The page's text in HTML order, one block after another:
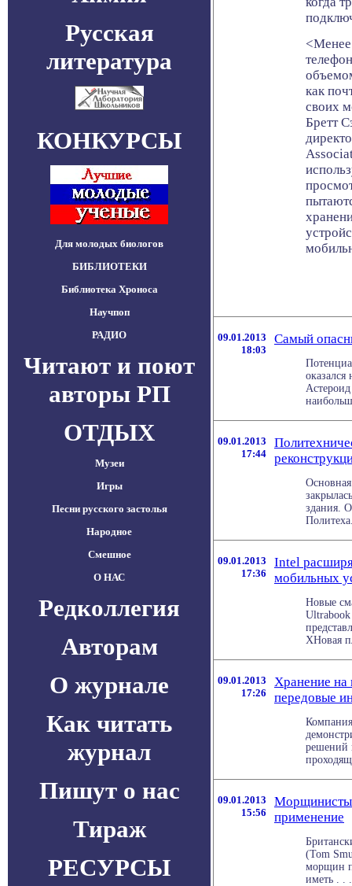
Русская
литература
КОНКУРСЫ
Для молодых биологов
БИБЛИОТЕКИ
Библиотека Хроноса
Научпоп
РАДИО
Читают и поют
авторы РП
ОТДЫХ
Музеи
Игры
Песни русского застолья
Народное
Смешное
О НАС
Редколлегия
Авторам
О журнале
Как читать
журнал
Пишут о нас
Тираж
РЕСУРСЫ
<Менее
как
своих
Бретт
09.01.2013
18:03
Самый
09.01.2013
17:44
здания.
09.01.2013
17:36
Intel
мобильных
Новые
ХНовая
09.01.2013
17:26
Хранение на
передовые
решений
09.01.2013
15:56
применение
(Tom
морщин
иметь . . .